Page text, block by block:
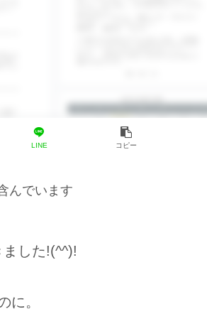
LINE コピー
んでいます
した!(^^)!
に。